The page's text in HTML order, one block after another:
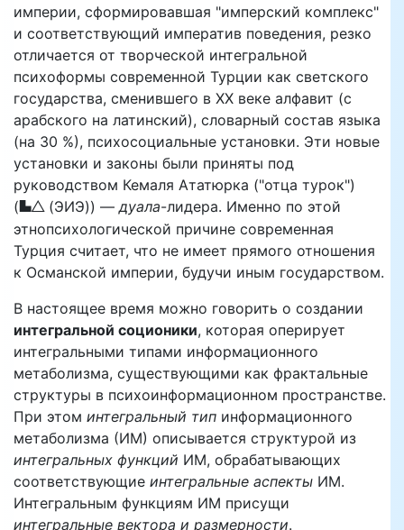
империи, сформировавшая "имперский комплекс"
и соответствующий императив поведения, резко
отличается от творческой интегральной
психоформы современной Турции как светского
государства, сменившего в ХХ веке алфавит (с
арабского на латинский), словарный состав языка
(на 30 %), психосоциальные установки. Эти новые
установки и законы были приняты под
руководством Кемаля Ататюрка ("отца турок")
(ET(ЭИЭ)) —дуала-лидера. Именно по этой
этнопсихологической причине современная
Турция считает, что не имеет прямого отношения
к Османской империи, будучи иным государством.
В настоящее время можно говорить о создании
интегральной соционики, которая оперирует
интегральными типами информационного
метаболизма, существующими как фрактальные
структуры в психоинформационном пространстве.
При этом интегральный тип информационного
метаболизма (ИМ) описывается структурой из
интегральных функций ИМ, обрабатывающих
соответствующие интегральные аспекты ИМ.
Интегральным функциям ИМ присущи
интегральные вектора и размерности.